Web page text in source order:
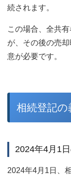
続されます。
この場合、全共
が、その後の売
意が必要です。
相続登記の
2024年4月1
2024年4月1日、